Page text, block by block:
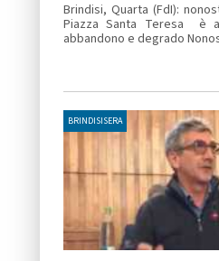
Brindisi, Quarta (FdI):
Piazza Santa Teresa è
abbandono e degrado
BRINDISISERA